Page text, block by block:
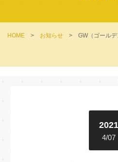
HOME > お知らせ > GW（ゴール
2021
4/07